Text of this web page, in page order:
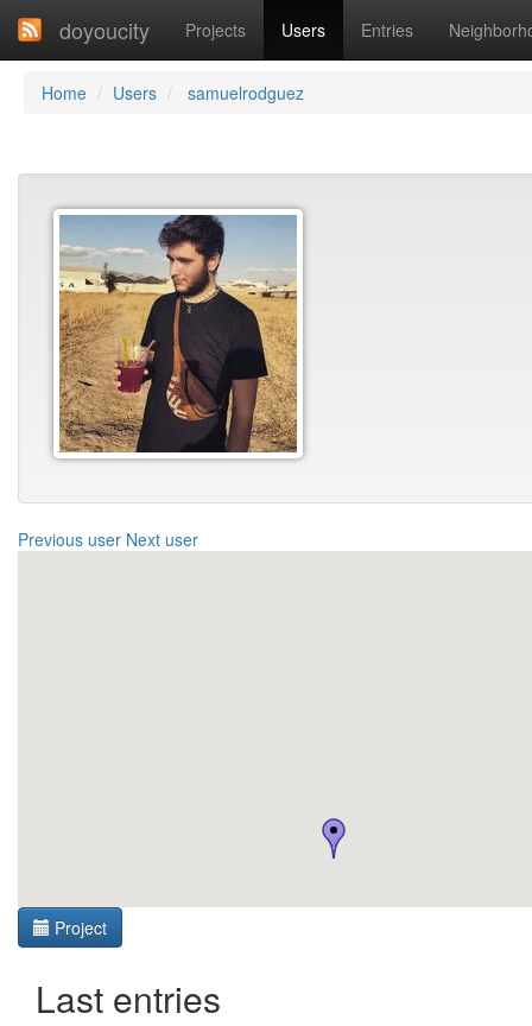
doyoucity Projects Users Entries
Home Users samuelrodguez
Previous user Next user
Project
Last entries